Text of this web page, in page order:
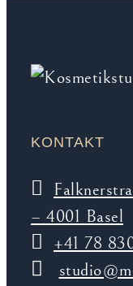
KONTAKT
– 4001 Basel
+41 78